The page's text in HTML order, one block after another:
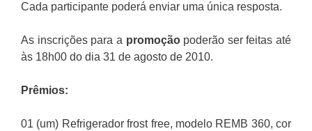
Cada participante poderá enviar uma única resposta.
As inscrições para a promoçãopoderão ser feitas até
às 18h00 do dia 31 de agosto de 2010.
Prêmios:
01 (um) Refrigerador frost free, modelo REMB 360, cor